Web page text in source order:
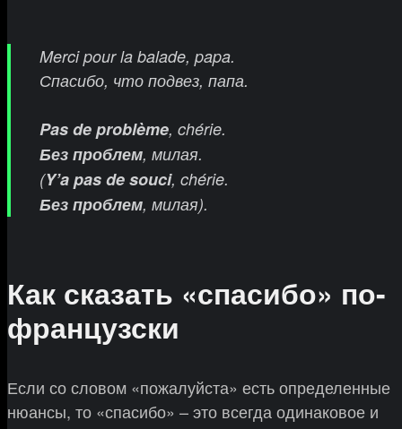
Merci pour la balade, papa.
Спасибо, что подвез, папа.
Pas de problème, chérie.
Без проблем, милая.
(Y’a pas de souci, chérie.
Без проблем, милая).
Как сказать «спасибо» по-
французски
Если со словом «пожалуйста» есть определенные
нюансы, то «спасибо» – это всегда одинаковое и